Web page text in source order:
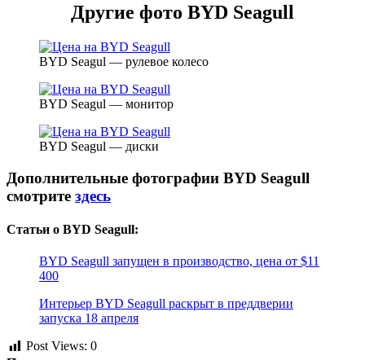
Другие фото BYD Seagull
BYD Seagul — рулевое колесо
BYD Seagul — монитор
BYD Seagul — диски
Дополнительные фотографии BYD Seagull
смотрите здесь
Статьи о BYD Seagull:
BYD Seagull запущен в производство, цена от $11
400
Интерьер BYD Seagull раскрыт в преддверии
запуска 18 апреля
Post Views: 0